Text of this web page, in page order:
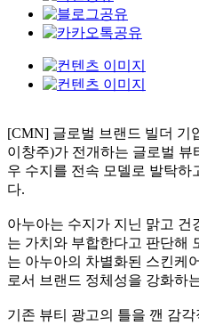
[CMN] 글로벌 브랜드 빌더 기
이창주)가 전개하는 글로벌
우 수지를 전속 모델로 발탁
다.
아누아는 수지가 지닌 맑고
는 가치와 부합한다고 판단해
는 아누아의 차별화된 스킨케
로서 브랜드 정체성을 강화하
기존 뷰티 광고의 틀을 깬 감